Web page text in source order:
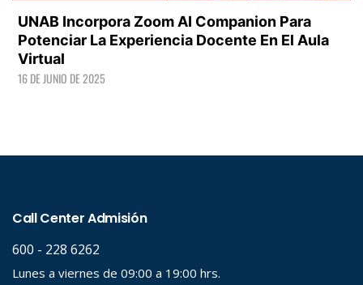
UNAB Incorpora Zoom AI Companion Para
Potenciar La Experiencia Docente En El Aula
Virtual
16 DE JUNIO DE 2025